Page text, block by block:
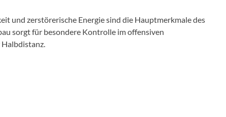
und zerstörerische Energie sind die Hauptmerkmale des
sorgt für besondere Kontrolle im offensiven
Halbdistanz.